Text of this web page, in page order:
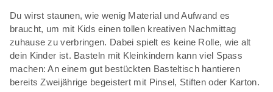
Du wirst staunen, wie wenig Material und Aufwand es
braucht, um mit Kids einen tollen kreativen Nachmittag
zuhause zu verbringen. Dabei spielt es keine Rolle, wie alt
dein Kinder ist. Basteln mit Kleinkindern kann viel Spass
machen: An einem gut bestückten Basteltisch hantieren
bereits Zweijährige begeistert mit Pinsel, Stiften oder Karton.